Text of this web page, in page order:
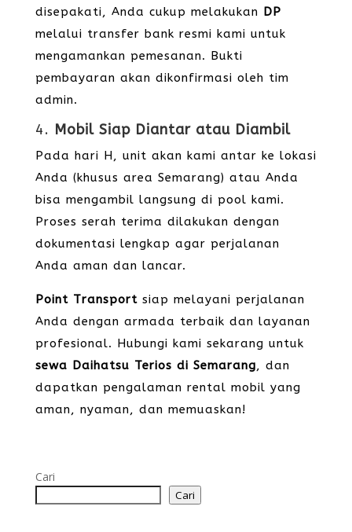
disepakati, Anda cukup melakukan DP
melalui transfer bank resmi kami untuk
mengamankan pemesanan. Bukti
pembayaran akan dikonfirmasi oleh tim
admin.
4. Mobil Siap Diantar atau Diambil
Pada hari H, unit akan kami antar ke lokasi
Anda (khusus area Semarang) atau Anda
bisa mengambil langsung di pool kami.
Proses serah terima dilakukan dengan
dokumentasi lengkap agar perjalanan
Anda aman dan lancar.
Point Transport siap melayani perjalanan
Anda dengan armada terbaik dan layanan
profesional. Hubungi kami sekarang untuk
sewa Daihatsu Terios di Semarang, dan
dapatkan pengalaman rental mobil yang
aman, nyaman, dan memuaskan!
Cari
Cari